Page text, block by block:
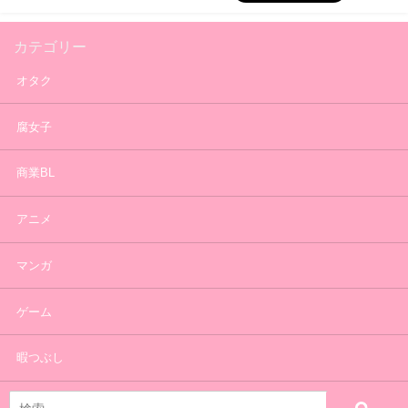
カテゴリー
オタク
腐女子
商業BL
アニメ
マンガ
ゲーム
暇つぶし